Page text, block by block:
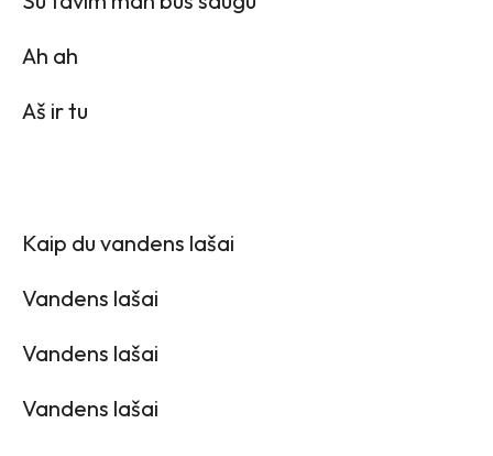
Ah ah
Aš ir tu
Kaip du vandens lašai
Vandens lašai
Vandens lašai
Vandens lašai